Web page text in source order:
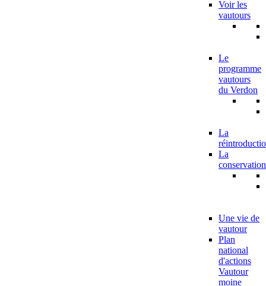
Voir les
vautours
Le
programme
vautours
du Verdon
La
La
conservation
Une vie de
vautour
Plan
national
d'actions
Vautour
moine